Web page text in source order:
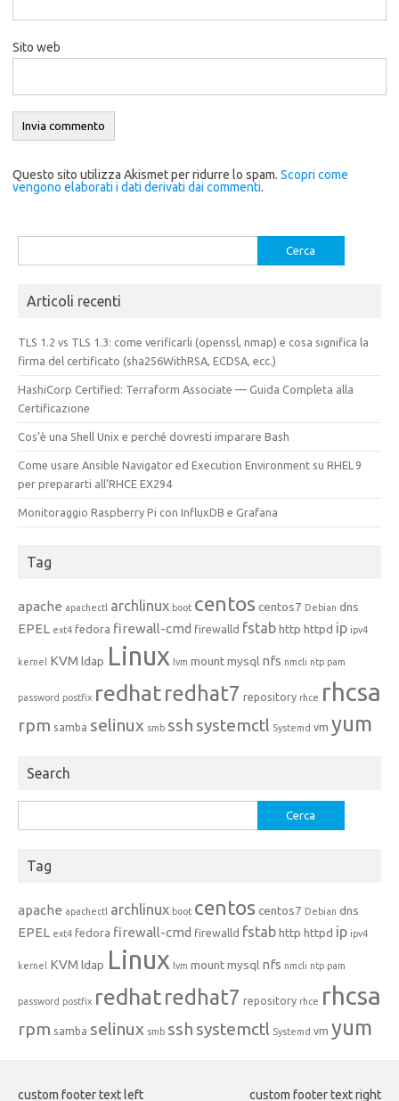
Sito web
Questo sito utilizza Akismet per ridurre lo spam. Scopri come
vengono elaborati i dati derivati dai commenti.
per:
Articoli recenti
TLS 1.2 vs TLS 1.3: come verificarli (openssl, nmap) e cosa significa la
firma del certificato (sha256WithRSA, ECDSA, ecc.)
HashiCorp Certified: Terraform Associate — Guida Completa alla
Certificazione
Cos’è una Shell Unix e perché dovresti imparare Bash
Come usare Ansible Navigator ed Execution Environment su RHEL 9
per prepararti all’RHCE EX294
Monitoraggio Raspberry Pi con InfluxDB e Grafana
Tag
apache apachectl archlinux boot centoscentos7 Debian dns
EPEL ext4 fedora firewall-cmd firewalld fstabhttp httpd ip ipv4
kernel KVM ldap Linux lvm mountmysql nfs nmcli ntp pam
password postfix redhatredhat7 repository rhce rhcsa
rpm samba selinux smb ssh systemctl Systemd vm yum
Search
per:
Tag
apache apachectl archlinux boot centoscentos7 Debian dns
EPEL ext4 fedora firewall-cmd firewalld fstabhttp httpd ip ipv4
kernel KVM ldap Linux lvm mountmysql nfs nmcli ntp pam
password postfix redhatredhat7 repository rhce rhcsa
rpm samba selinux smb ssh systemctl Systemd vm yum
custom footer text left custom footer text right